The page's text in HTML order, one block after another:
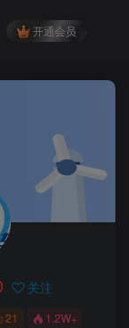
开通会员
关注
21 1.2W+